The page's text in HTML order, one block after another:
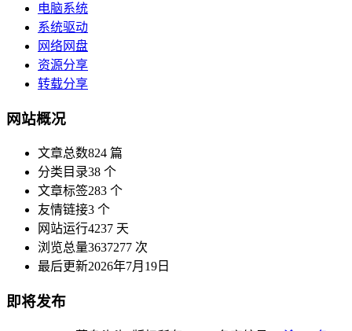
电脑系统
系统驱动
网络网盘
资源分享
转载分享
网站概况
文章总数824 篇
分类目录38 个
文章标签283 个
友情链接3 个
网站运行4237 天
浏览总量3637277 次
最后更新2026年7月19日
即将发布